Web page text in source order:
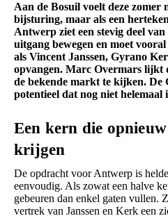
Aan de Bosuil voelt deze zomer
bijsturing, maar als een
Antwerp ziet een stevig deel
uitgang bewegen en moet
als Vincent Janssen, Gyrano
opvangen. Marc Overmars lijkt
de bekende markt te kijken. De
potentieel dat nog niet helemaal
Een kern die
krijgen
De opdracht voor Antwerp is
eenvoudig. Als zowat een halve
gebeuren dan enkel gaten vullen.
vertrek van Janssen en Kerk een